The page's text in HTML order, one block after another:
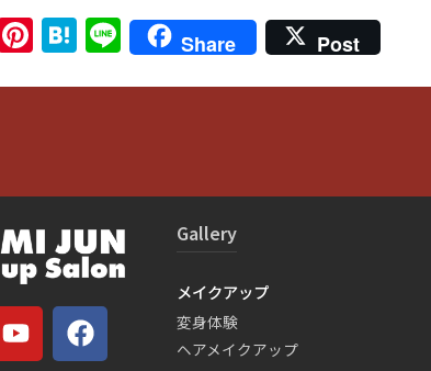
Pinterest
Hatena
LineShare Post
Gallery
メイクアップ
変身体験
ヘアメイクアップ